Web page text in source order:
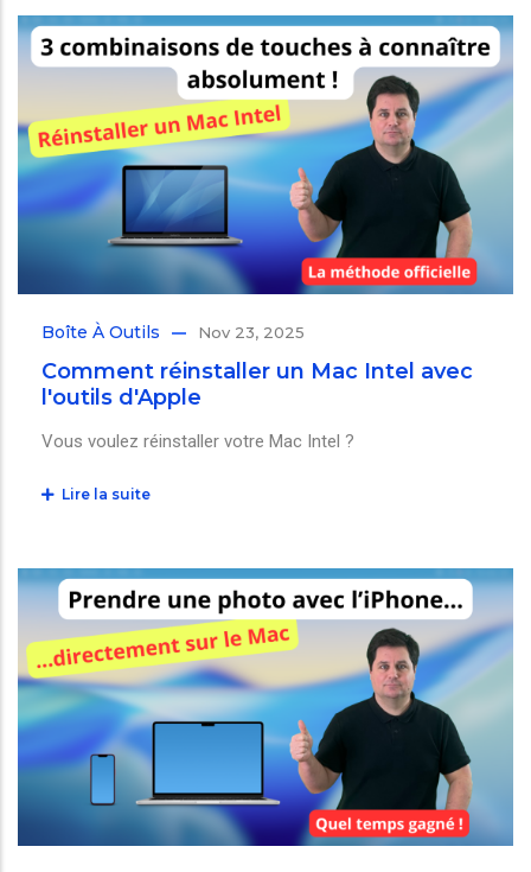
Boîte À Outils Nov 23, 2025
Comment réinstaller un Mac Intel avec
l'outils d'Apple
Vous voulez réinstaller votre Mac Intel ?
Lire la suite